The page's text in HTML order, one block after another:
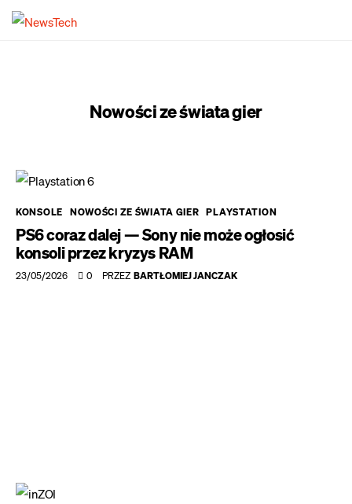
porady dotyczące zakupów sprzętu
elektronicznego, angażując czytelników do
Rozrywka
Gry
Motoryzacja
Nowości ze świata gier
KONSOLE NOWOŚCI ZE ŚWIATA GIER PLAYSTATION
PS6 coraz dalej — Sony nie może ogłosić
konsoli przez kryzys RAM
23/05/2026 0 PRZEZ BARTŁOMIEJ JANCZAK